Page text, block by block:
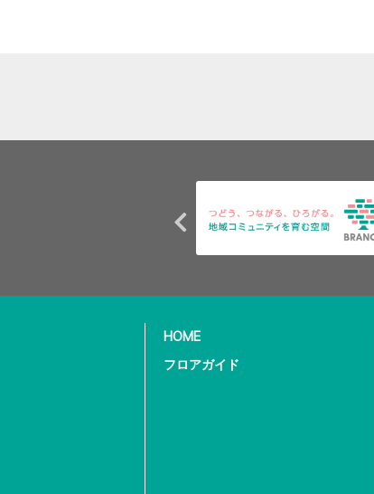
HOME
フロアガイド